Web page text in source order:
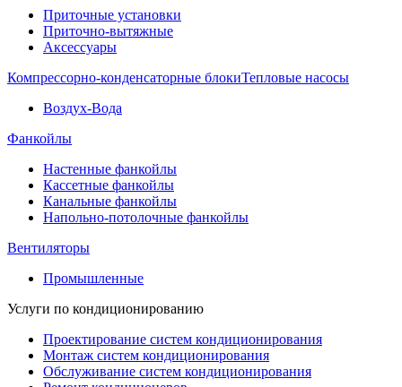
Приточные установки
Приточно-вытяжные
Аксессуары
Компрессорно-конденсаторные блокиТепловые насосы
Воздух-Вода
Фанкойлы
Настенные фанкойлы
Кассетные фанкойлы
Канальные фанкойлы
Напольно-потолочные фанкойлы
Вентиляторы
Промышленные
Услуги по кондиционированию
Проектирование систем кондиционирования
Монтаж систем кондиционирования
Обслуживание систем кондиционирования